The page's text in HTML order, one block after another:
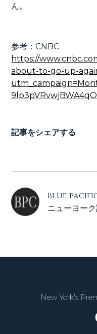
ん。
参考：CNBC
https://
about-to-go-up-
記事をシェアする
Blue
ニューヨー
New York’s